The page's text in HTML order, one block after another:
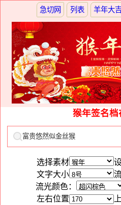
急切网 列表 羊年大
猴年签名档
选择素材
文字大小
流光颜色：
左右位置